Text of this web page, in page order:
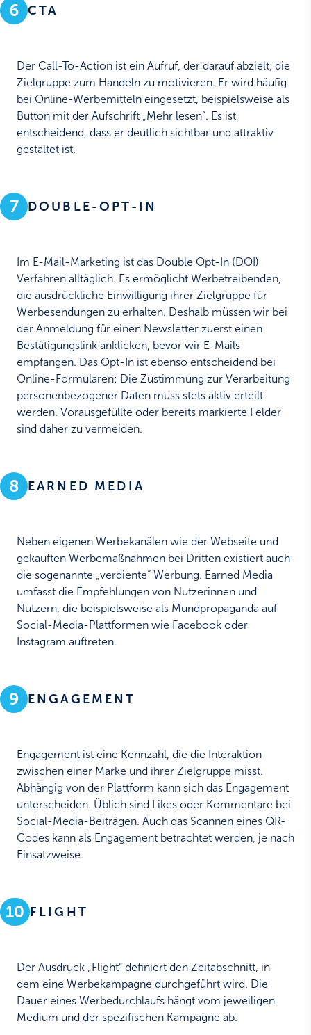
6 CTA
Der Call-To-Action ist ein Aufruf, der darauf abzielt, die
Zielgruppe zum Handeln zu motivieren. Er wird häufig
bei Online-Werbemitteln eingesetzt, beispielsweise als
Button mit der Aufschrift „Mehr lesen“. Es ist
entscheidend, dass er deutlich sichtbar und attraktiv
gestaltet ist.
7 DOUBLE-OPT-IN
Im E-Mail-Marketing ist das Double Opt-In (DOI)
Verfahren alltäglich. Es ermöglicht Werbetreibenden,
die ausdrückliche Einwilligung ihrer Zielgruppe für
Werbesendungen zu erhalten. Deshalb müssen wir bei
der Anmeldung für einen Newsletter zuerst einen
Bestätigungslink anklicken, bevor wir E-Mails
empfangen. Das Opt-In ist ebenso entscheidend bei
Online-Formularen: Die Zustimmung zur Verarbeitung
personenbezogener Daten muss stets aktiv erteilt
werden. Vorausgefüllte oder bereits markierte Felder
sind daher zu vermeiden.
8 EARNED MEDIA
Neben eigenen Werbekanälen wie der Webseite und
gekauften Werbemaßnahmen bei Dritten existiert auch
die sogenannte „verdiente“ Werbung. Earned Media
umfasst die Empfehlungen von Nutzerinnen und
Nutzern, die beispielsweise als Mundpropaganda auf
Social-Media-Plattformen wie Facebook oder
Instagram auftreten.
9 ENGAGEMENT
Engagement ist eine Kennzahl, die die Interaktion
zwischen einer Marke und ihrer Zielgruppe misst.
Abhängig von der Plattform kann sich das Engagement
unterscheiden. Üblich sind Likes oder Kommentare bei
Social-Media-Beiträgen. Auch das Scannen eines QR-
Codes kann als Engagement betrachtet werden, je nach
Einsatzweise.
10 FLIGHT
Der Ausdruck „Flight“ definiert den Zeitabschnitt, in
dem eine Werbekampagne durchgeführt wird. Die
Dauer eines Werbedurchlaufs hängt vom jeweiligen
Medium und der spezifischen Kampagne ab.